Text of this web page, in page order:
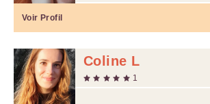
Voir Profil
Coline L
1